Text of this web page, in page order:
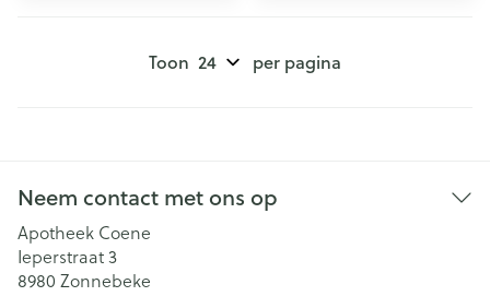
Toon per pagina
Neem contact met ons op
Apotheek Coene
Ieperstraat 3
8980 Zonnebeke